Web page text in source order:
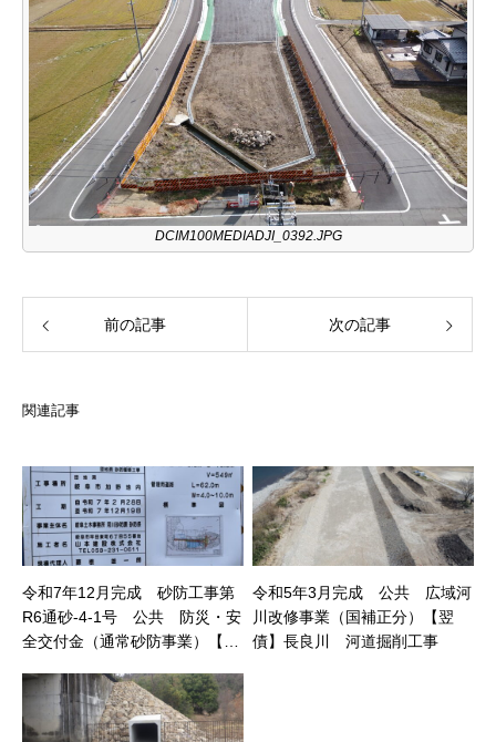
DCIM100MEDIADJI_0392.JPG
前の記事 次の記事
関連記事
令和7年12月完成 砂防工事第
R6通砂-4-1号 公共 防災・安
全交付金（通常砂防事業）【債
令和5年3月完成 公共 広域河
川改修事業（国補正分）【翌
債】長良川 河道掘削工事